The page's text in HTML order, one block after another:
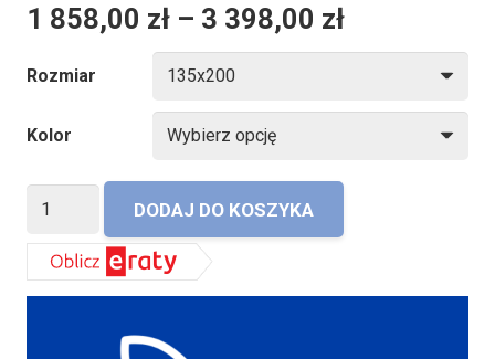
1 858,00 zł – 3 398,00 zł
Rozmiar
Kolor
ilość
extra
zimowa
DODAJ DO KOSZYKA